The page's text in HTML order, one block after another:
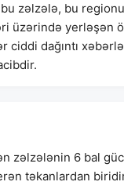
zəlzələ, bu
üzərində yerləşən
dağıntı
zəlzələnin 6 bal
təkanlardan